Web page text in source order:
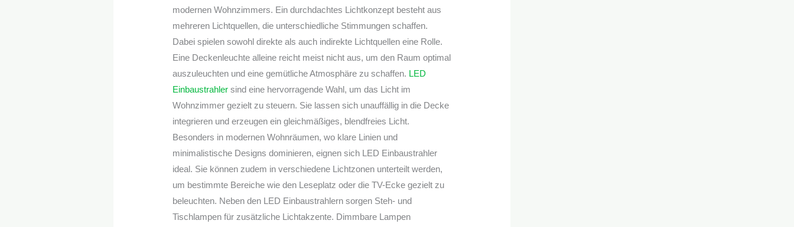
modernen Wohnzimmers. Ein durchdachtes Lichtkonzept besteht aus
mehreren Lichtquellen, die unterschiedliche Stimmungen schaffen.
Dabei spielen sowohl direkte als auch indirekte Lichtquellen eine Rolle.
Eine Deckenleuchte alleine reicht meist nicht aus, um den Raum optimal
auszuleuchten und eine gemütliche Atmosphäre zu schaffen. LED
Einbaustrahler sind eine hervorragende Wahl, um das Licht im
Wohnzimmer gezielt zu steuern. Sie lassen sich unauffällig in die Decke
integrieren und erzeugen ein gleichmäßiges, blendfreies Licht.
Besonders in modernen Wohnräumen, wo klare Linien und
minimalistische Designs dominieren, eignen sich LED Einbaustrahler
ideal. Sie können zudem in verschiedene Lichtzonen unterteilt werden,
um bestimmte Bereiche wie den Leseplatz oder die TV-Ecke gezielt zu
beleuchten. Neben den LED Einbaustrahlern sorgen Steh- und
Tischlampen für zusätzliche Lichtakzente. Dimmbare Lampen